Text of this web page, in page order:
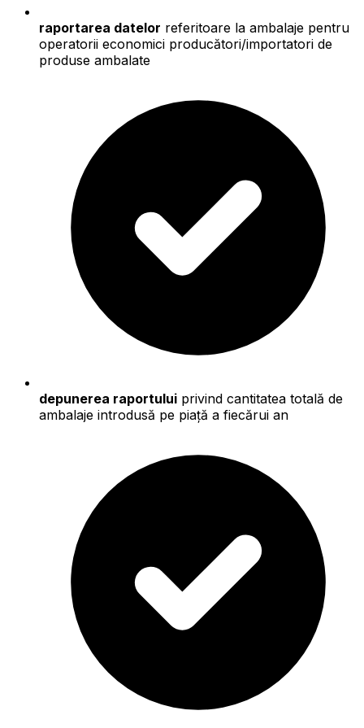
raportarea datelor referitoare la ambalaje pentru
operatorii economici producători/importatori de
produse ambalate
depunerea raportului privind cantitatea totală de
ambalaje introdusă pe piață a fiecărui an